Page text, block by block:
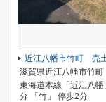
近江八幡市竹町 売
滋賀県近江八幡市竹町
東海道本線「近江八幡
分 「竹」 停歩2分